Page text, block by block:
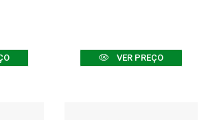
VER PREÇO